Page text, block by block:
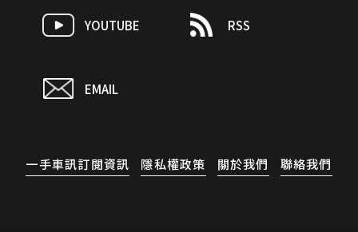
YOUTUBE RSS
EMAIL
一手車訊訂閱資訊 隱私權政策 關於我們 聯絡我們